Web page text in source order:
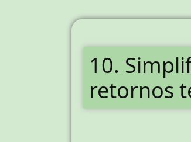
10.
retornos